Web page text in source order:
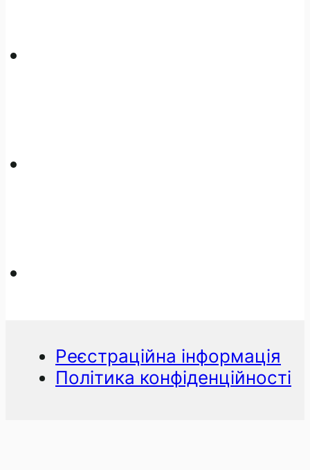
Реєстраційна інформація
Політика конфіденційності